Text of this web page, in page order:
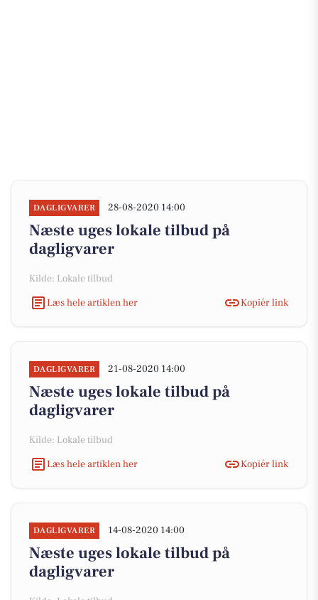
DAGLIGVARER 28-08-2020 14:00
Næste uges lokale tilbud på
dagligvarer
Kilde: Lokale tilbud
Læs hele artiklen her
Kopiér link
DAGLIGVARER 21-08-2020 14:00
Næste uges lokale tilbud på
dagligvarer
Kilde: Lokale tilbud
Læs hele artiklen her
Kopiér link
DAGLIGVARER 14-08-2020 14:00
Næste uges lokale tilbud på
dagligvarer